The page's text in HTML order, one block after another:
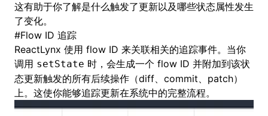
这有助于你了解是什么触发了更新以及哪些状态属性发生
了变化。
#Flow ID 追踪
ReactLynx 使用 flow ID 来关联相关的追踪事件。当你
调用 setState 时，会生成一个 flow ID 并附加到该状
态更新触发的所有后续操作（diff、commit、patch）
上。这使你能够追踪更新在系统中的完整流程。